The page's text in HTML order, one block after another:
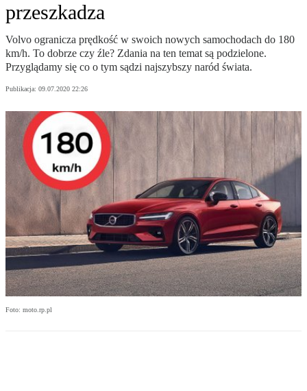
przeszkadza
Volvo ogranicza prędkość w swoich nowych samochodach do 180
km/h. To dobrze czy źle? Zdania na ten temat są podzielone.
Przyglądamy się co o tym sądzi najszybszy naród świata.
Publikacja: 09.07.2020 22:26
Foto: moto.rp.pl